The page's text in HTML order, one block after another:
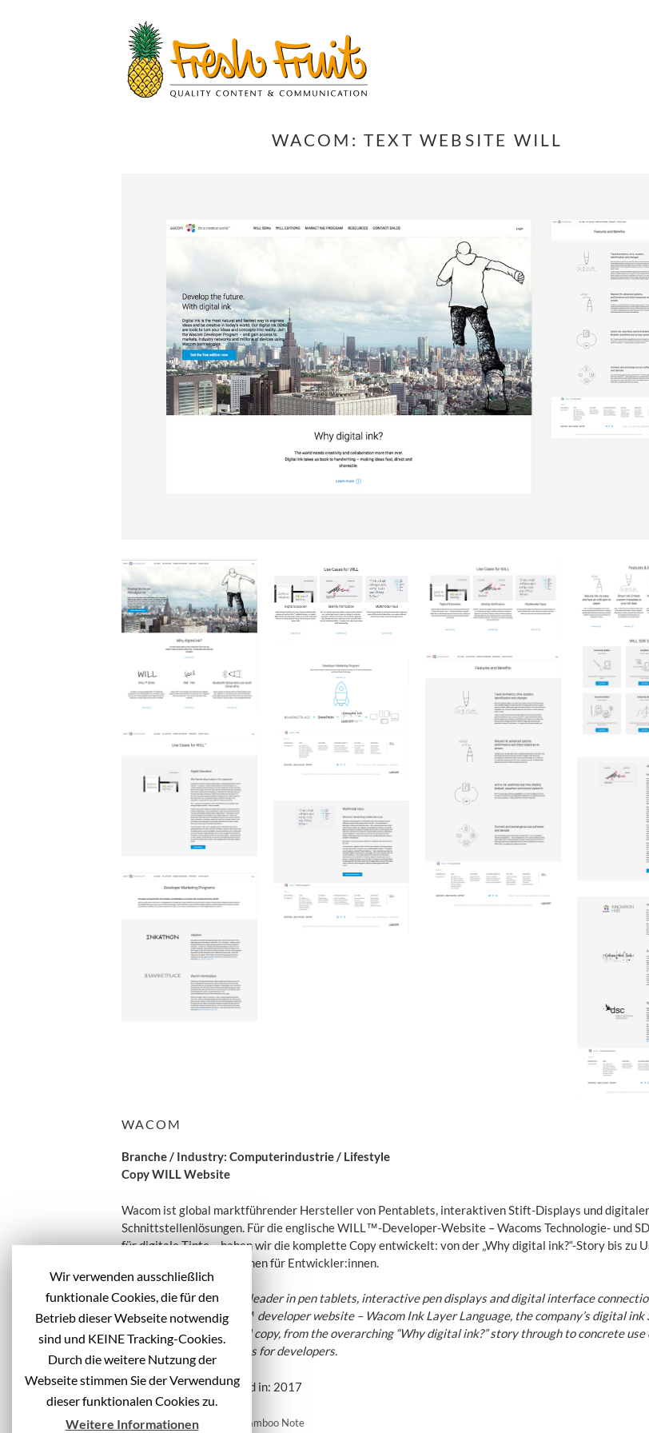
WACOM: TEXT WEBSITE WILL
WACOM
Branche / Industry: Computerindustrie / Lifestyle
Copy WILL Website
Wacom ist global marktführender Hersteller von Pentablets, interaktiven Stift-Displays und
Schnittstellenlösungen. Für die englische WILL™-Developer-Website – Wacoms Technologie- und
für digitale Tinte – haben wir die komplette Copy entwickelt: von der „Why digital ink?“-Story bis zu
Benefits und SDK-Editionen für Entwickler:innen.
Wacom is global market leader in pen tablets, interactive pen displays and digital interface
English-language WILL™ developer website – Wacom Ink Layer Language, the company’s digital ink
platform – we created all copy, from the overarching “Why digital ink?” story through to concrete use
benefits and SDK editions for developers.
Veröffentlicht / Published in: 2017
B
Wacom: Text Website Bamboo Note
Wir verwenden ausschließlich
funktionale Cookies, die für den
Betrieb dieser Webseite notwendig
sind und KEINE Tracking-Cookies.
Durch die weitere Nutzung der
Webseite stimmen Sie der Verwendung
dieser funktionalen Cookies zu.
Weitere Informationen